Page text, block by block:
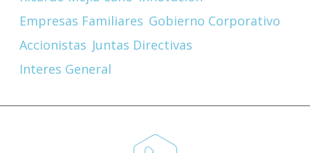
Empresas Familiares Gobierno Corporativo
Accionistas Juntas Directivas
Interes General